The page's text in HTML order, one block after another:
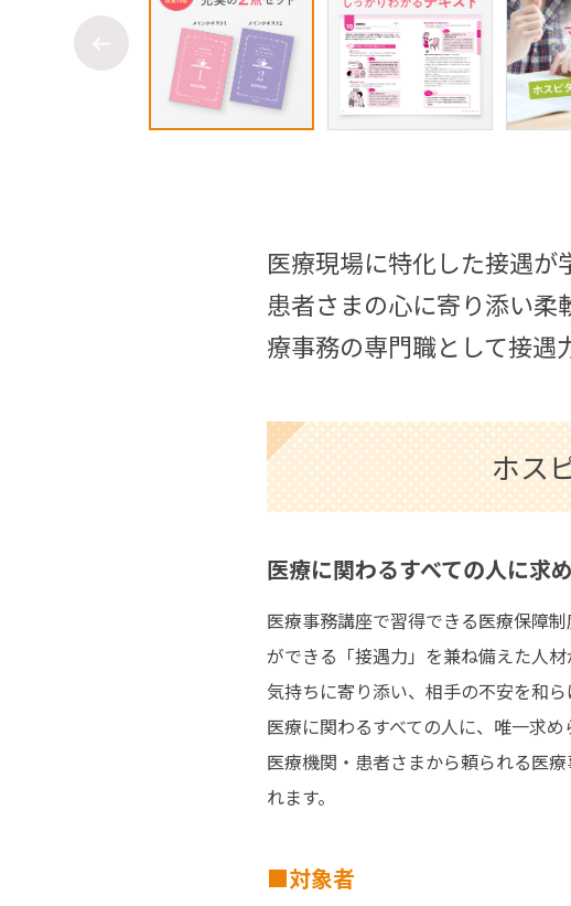
医療現場に特化した接遇が
患者さまの心に寄り添い
療事務の専門職として接遇
ホス
医療に関わるすべての人に求
医療事務講座で習得できる医療保障
ができる「接遇力」を兼ね備えた人
気持ちに寄り添い、相手の不安を和
医療に関わるすべての人に、唯一求
医療機関・患者さまから頼られる医
れます。
対象者